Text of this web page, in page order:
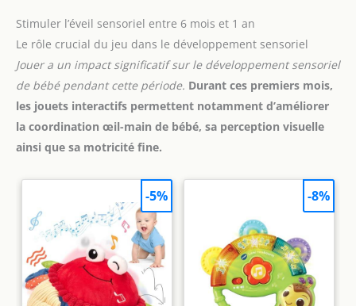
Stimuler l’éveil sensoriel entre 6 mois et 1 an
Le rôle crucial du jeu dans le développement sensoriel
Jouer a un impact significatif sur le développement sensoriel
de bébé pendant cette période. Durant ces premiers mois,
les jouets interactifs permettent notamment d’améliorer
la coordination œil-main de bébé, sa perception visuelle
ainsi que sa motricité fine.
-5% -8%